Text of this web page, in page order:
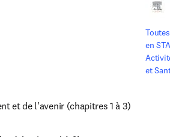
en
et
et de l'avenir (chapitres 1 à 3)